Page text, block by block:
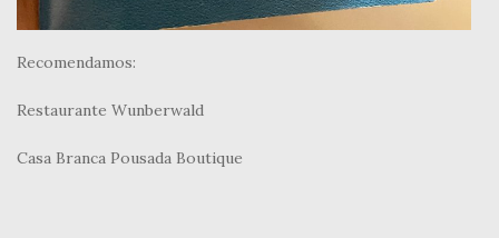
Recomendamos:
Restaurante Wunberwald
Casa Branca Pousada Boutique